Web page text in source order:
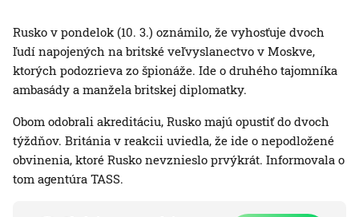
Rusko v pondelok (10. 3.) oznámilo, že vyhosťuje dvoch
ľudí napojených na britské veľvyslanectvo v Moskve,
ktorých podozrieva zo špionáže. Ide o druhého tajomníka
ambasády a manžela britskej diplomatky.
Obom odobrali akreditáciu, Rusko majú opustiť do dvoch
týždňov. Británia v reakcii uviedla, že ide o nepodložené
obvinenia, ktoré Rusko nevznieslo prvýkrát. Informovala o
tom agentúra TASS.